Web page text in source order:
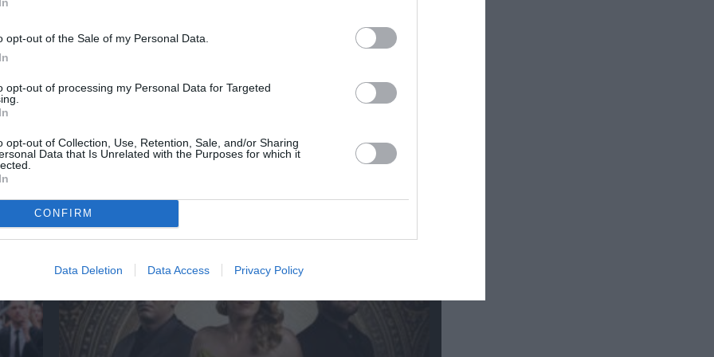
opt-out of the Sale of my Personal Data.
opt-out of processing my Personal Data for Targeted
opt-out of Collection, Use, Retention, Sale, and/or Sharing
Data that Is Unrelated with the Purposes for which it
CONFIRM
Data Deletion Data Access Privacy Policy
Στα τραγούδια μας χωράνε όλα όσα αγαπάμε: Η
Φωτεινή Βελεσιώτου στο Φεστιβάλ στο Πάρκο 2026